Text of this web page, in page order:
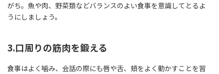
がち。魚や肉、野菜類などバランスのよい食事を意識してとるよ
うにしましょう。
3.口周りの筋肉を鍛える
食事はよく噛み、会話の際にも唇や舌、頬をよく動かすことを習